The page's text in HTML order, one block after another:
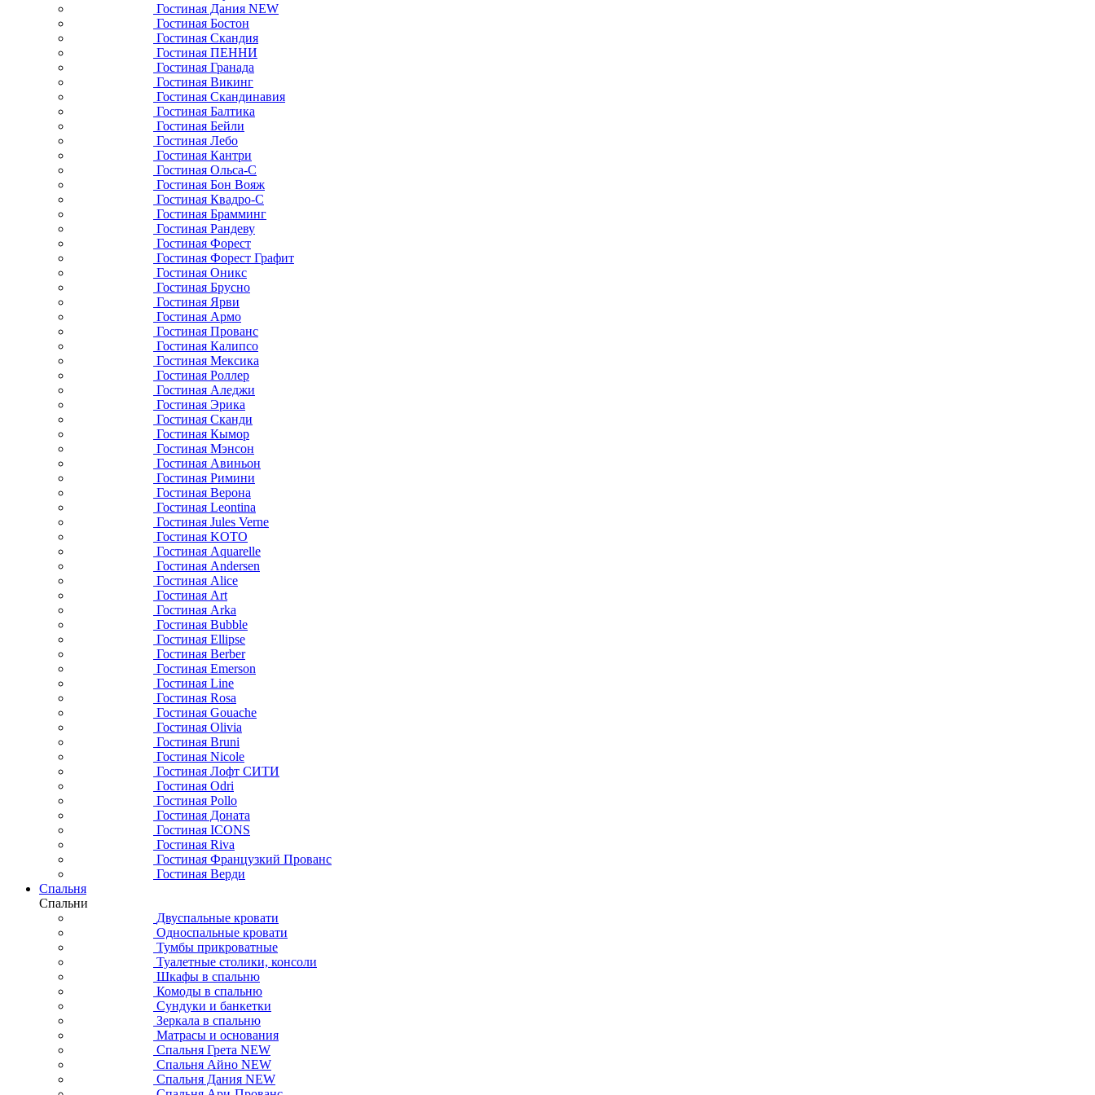
Гостиная Дания NEW
Гостиная Бостон
Гостиная Скандия
Гостиная ПЕННИ
Гостиная Гранада
Гостиная Викинг
Гостиная Скандинавия
Гостиная Балтика
Гостиная Бейли
Гостиная Лебо
Гостиная Кантри
Гостиная Ольса-С
Гостиная Бон Вояж
Гостиная Квадро-С
Гостиная Брамминг
Гостиная Рандеву
Гостиная Форест
Гостиная Форест Графит
Гостиная Оникс
Гостиная Брусно
Гостиная Ярви
Гостиная Армо
Гостиная Прованс
Гостиная Калипсо
Гостиная Мексика
Гостиная Роллер
Гостиная Аледжи
Гостиная Эрика
Гостиная Сканди
Гостиная Кымор
Гостиная Мэнсон
Гостиная Авиньон
Гостиная Римини
Гостиная Верона
Гостиная Leontina
Гостиная Jules Verne
Гостиная KOTO
Гостиная Aquarelle
Гостиная Andersen
Гостиная Alice
Гостиная Art
Гостиная Arka
Гостиная Bubble
Гостиная Ellipse
Гостиная Berber
Гостиная Emerson
Гостиная Line
Гостиная Rosa
Гостиная Gouache
Гостиная Olivia
Гостиная Bruni
Гостиная Nicole
Гостиная Лофт СИТИ
Гостиная Odri
Гостиная Pollo
Гостиная Доната
Гостиная ICONS
Гостиная Riva
Гостиная Французкий Прованс
Гостиная Верди
Спальня
Спальни
Двуспальные кровати
Односпальные кровати
Тумбы прикроватные
Туалетные столики, консоли
Шкафы в спальню
Комоды в спальню
Сундуки и банкетки
Зеркала в спальню
Матрасы и основания
Спальня Грета NEW
Спальня Айно NEW
Спальня Дания NEW